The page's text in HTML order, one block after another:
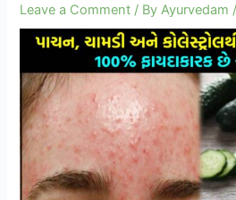
Leave a Comment / ByAyurvedam /